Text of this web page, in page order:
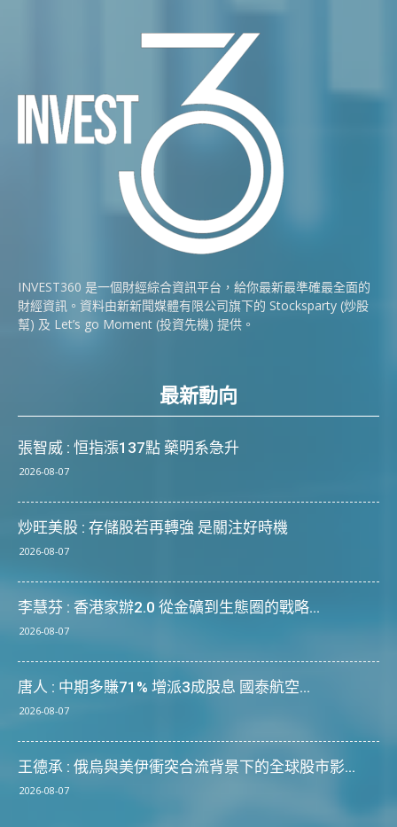
INVEST360 是一個財經綜合資訊平台，給你最新最準確最全面的
財經資訊。資料由新新聞媒體有限公司旗下的 Stocksparty (炒股
幫) 及 Let’s go Moment (投資先機) 提供。
最新動向
張智威 : 恒指漲137點 藥明系急升
2026-08-07
炒旺美股 : 存儲股若再轉強 是關注好時機
2026-08-07
李慧芬 : 香港家辦2.0 從金礦到生態圈的戰略...
2026-08-07
唐人 : 中期多賺71% 增派3成股息 國泰航空...
2026-08-07
王德承 : 俄烏與美伊衝突合流背景下的全球股市影...
2026-08-07